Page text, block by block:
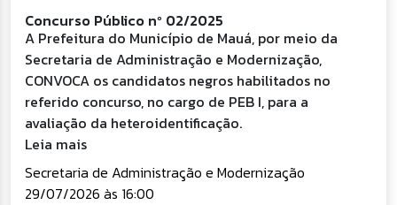
Concurso Público nº 02/2025
A Prefeitura do Município de Mauá, por meio da
Secretaria de Administração e Modernização,
CONVOCA os candidatos negros habilitados no
referido concurso, no cargo de PEB I, para a
avaliação da heteroidentificação.
Leia mais
Secretaria de Administração e Modernização
29/07/2026 às 16:00